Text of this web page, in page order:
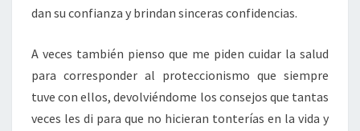
dan su confianza y brindan sinceras confidencias.
A veces también pienso que me piden cuidar la salud
para corresponder al proteccionismo que siempre
tuve con ellos, devolviéndome los consejos que tantas
veces les di para que no hicieran tonterías en la vida y